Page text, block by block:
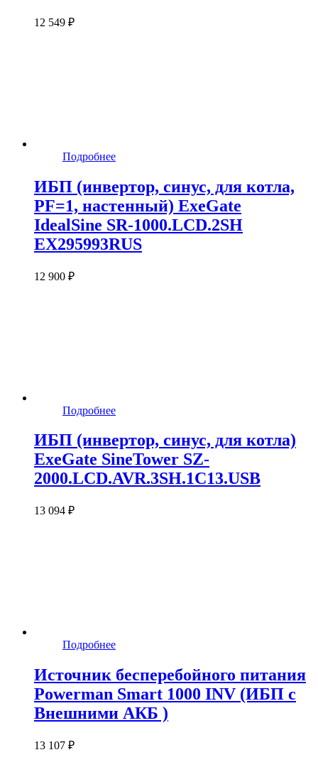
12 549 ₽
Подробнее
ИБП (инвертор, синус, для котла,
PF=1, настенный) ExeGate
IdealSine SR-1000.LCD.2SH
EX295993RUS
12 900 ₽
Подробнее
ИБП (инвертор, синус, для котла)
ExeGate SineTower SZ-
2000.LCD.AVR.3SH.1C13.USB
13 094 ₽
Подробнее
Источник бесперебойного питания
Powerman Smart 1000 INV (ИБП с
Внешними АКБ )
13 107 ₽